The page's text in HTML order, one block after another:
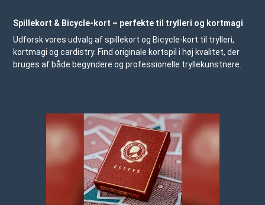
Spillekort & Bicycle-kort – perfekte til trylleri og kortmagi
Udforsk vores udvalg af spillekort og Bicycle-kort til trylleri,
kortmagi og cardistry. Find originale kortspil i høj kvalitet, der
bruges af både begyndere og professionelle tryllekunstnere.